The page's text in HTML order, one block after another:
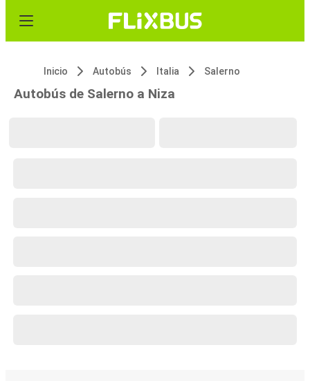
Inicio Autobús Italia Salerno
Autobús de Salerno a Niza